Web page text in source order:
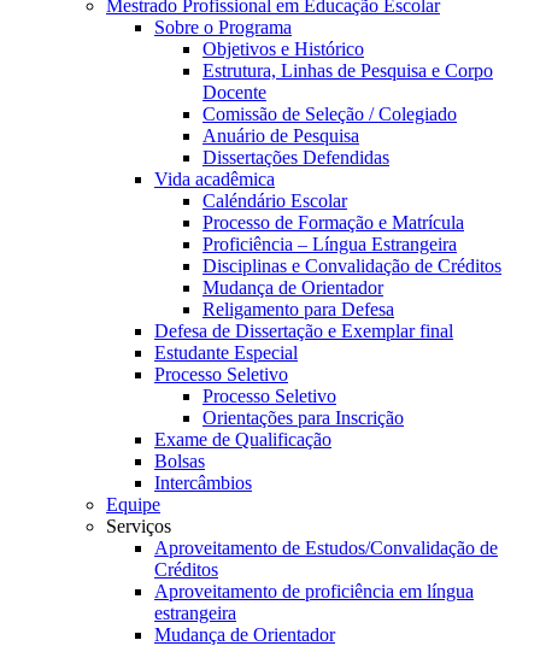
Mestrado Profissional em Educação Escolar
Sobre o Programa
Objetivos e Histórico
Estrutura, Linhas de Pesquisa e Corpo
Docente
Comissão de Seleção / Colegiado
Anuário de Pesquisa
Dissertações Defendidas
Vida acadêmica
Caléndário Escolar
Processo de Formação e Matrícula
Proficiência – Língua Estrangeira
Disciplinas e Convalidação de Créditos
Mudança de Orientador
Religamento para Defesa
Defesa de Dissertação e Exemplar final
Estudante Especial
Processo Seletivo
Processo Seletivo
Orientações para Inscrição
Exame de Qualificação
Bolsas
Intercâmbios
Equipe
Serviços
Aproveitamento de Estudos/Convalidação de
Créditos
Aproveitamento de proficiência em língua
estrangeira
Mudança de Orientador